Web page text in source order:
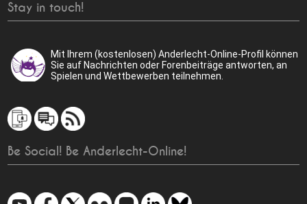
Stay in touch!
Mit Ihrem (kostenlosen) Anderlecht-Online-Profil können
Sie auf Nachrichten oder Forenbeiträge antworten, an
Spielen und Wettbewerben teilnehmen.
Be Social! Be Anderlecht-Online!